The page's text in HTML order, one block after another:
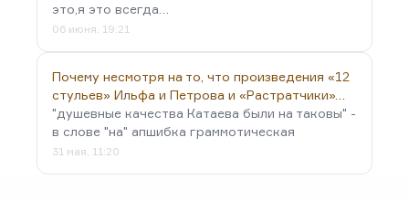
это,я это всегда…
06 июня, 19:21
Почему несмотря на то, что произведения «12
стульев» Ильфа и Петрова и «Растратчики»…
"душевные качества Катаева были на таковы" -
в слове "на" апшибка граммотическая
31 мая, 11:20